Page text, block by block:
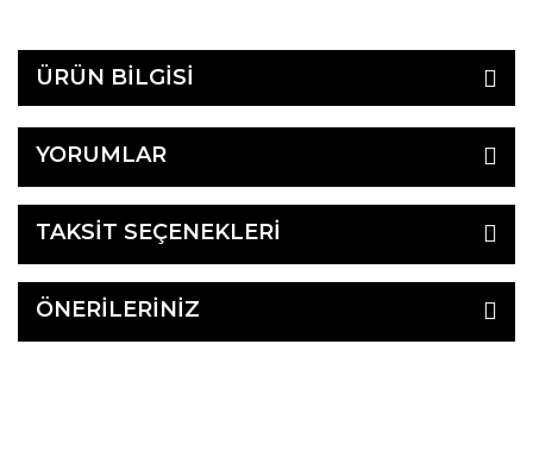
ÜRÜN BİLGİSİ
YORUMLAR
TAKSİT SEÇENEKLERİ
ÖNERİLERİNİZ